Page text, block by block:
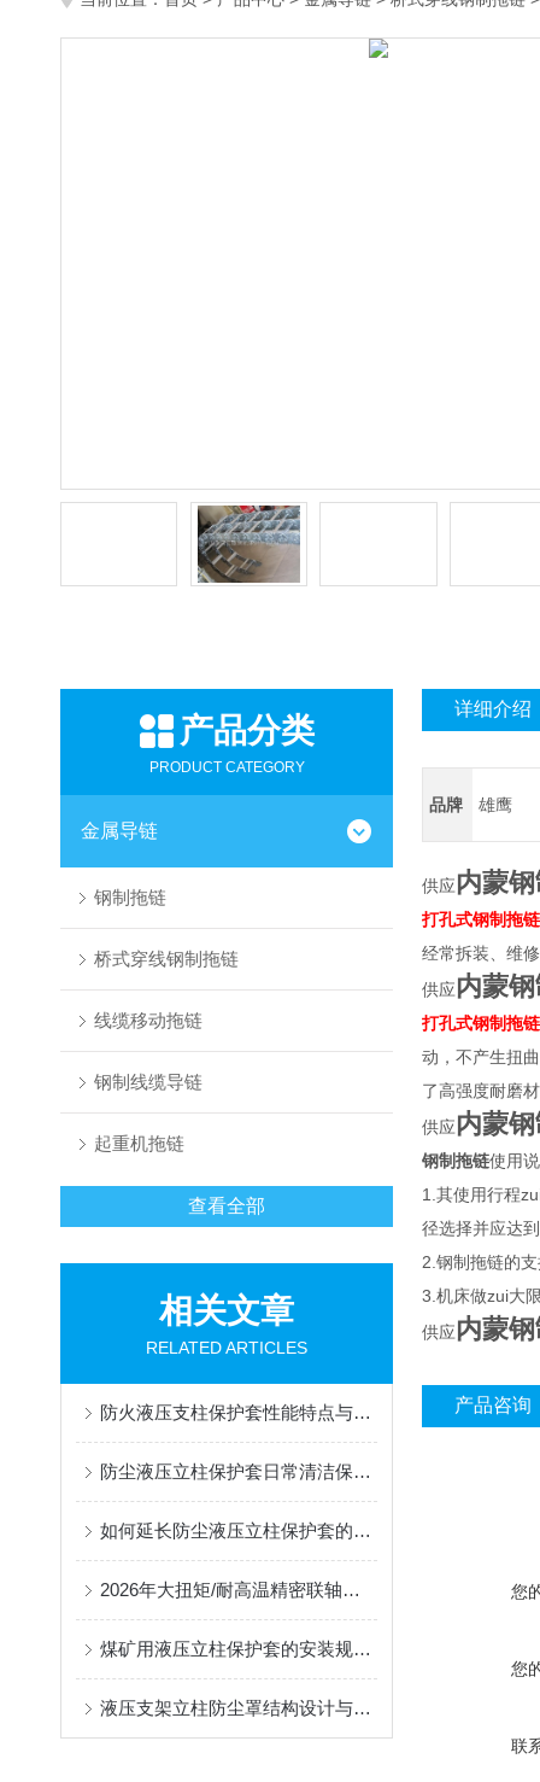
产品分类
PRODUCT CATEGORY
金属导链
钢制拖链
桥式穿线钢制拖链
线缆移动拖链
钢制线缆导链
起重机拖链
查看全部
相关文章
RELATED ARTICLES
防火液压支柱保护套性能特点与阻燃防护应用
防尘液压立柱保护套日常清洁保养与更换规范
如何延长防尘液压立柱保护套的使用寿命？
2026年大扭矩/耐高温精密联轴器定制找哪家？能实现精准定制的优质厂家盘点
煤矿用液压立柱保护套的安装规范与使用寿命提升方案
液压支架立柱防尘罩结构设计与密封防护原理
详细介绍
品牌 雄鹰
供应内蒙
打孔式钢制拖链
经常拆装、维
供应内蒙
打孔式钢制拖链
动，不产生扭
了高强度耐磨
供应内蒙
钢制拖链使用
1.其使用行程
径选择并应达
2.钢制拖链的
3.机床做zui大
供应内蒙
产品咨询
您
您
联